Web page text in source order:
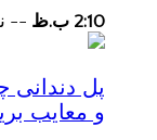
2:10 ب.ظ --
پل دندانی
و معایب